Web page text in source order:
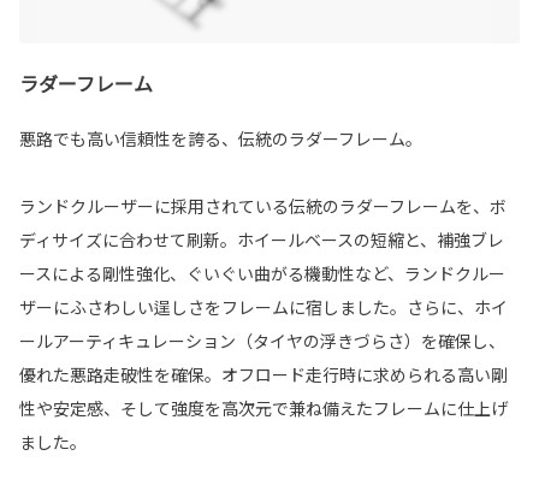
ラダーフレーム
悪路でも高い信頼性を誇る、伝統のラダーフレーム。
ランドクルーザーに採用されている伝統のラダーフレームを、ボ
ディサイズに合わせて刷新。ホイールベースの短縮と、補強ブレ
ースによる剛性強化、ぐいぐい曲がる機動性など、ランドクルー
ザーにふさわしい逞しさをフレームに宿しました。さらに、ホイ
ールアーティキュレーション（タイヤの浮きづらさ）を確保し、
優れた悪路走破性を確保。オフロード走行時に求められる高い剛
性や安定感、そして強度を高次元で兼ね備えたフレームに仕上げ
ました。